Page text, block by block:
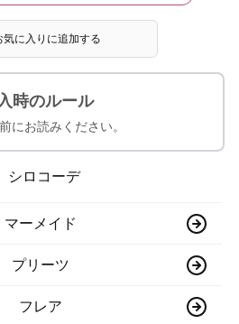
気に入りに追加する
時のルール
にお読みください。
マーメイド
プリーツ
フレア